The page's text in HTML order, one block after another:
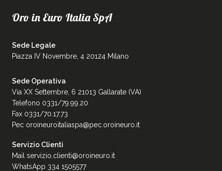
Oro in Euro Italia SpA
Sede Legale
Piazza IV Novembre, 4 20124 Milano
Sede Operativa
Via XX Settembre, 6 21013 Gallarate (VA)
Telefono 0331/79.99.20
Fax 0331/70.17.73
Pec oroineuroitaliaspa@pec.oroineuro.it
Servizio Clienti
Mail servizio.clienti@oroineuro.it
WhatsApp 334 1505577